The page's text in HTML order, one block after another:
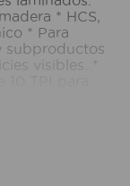
* HCS,
* Para
subproductos
visibles. *
alto
vida útil en